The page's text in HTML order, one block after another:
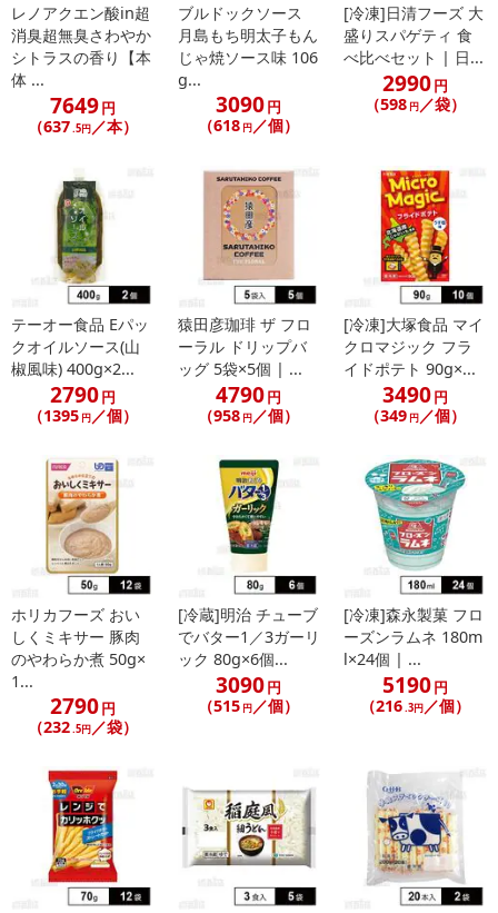
■その他共通および商品カテゴリー別注意事項（※必ずご確認くだ
さい）
こちらの情報は2026-07-09 14:13:35.0 での情報となります。
レノアクエン酸in超
消臭超無臭さわやか
シトラスの香り【本
体 ...
7649円
（637.5円／本）
ブルドックソース
月島もち明太子もん
じゃ焼ソース味 106
g...
3090円
（618 円 ／個）
[冷凍]日清フーズ 大
盛りスパゲティ 食
べ比べセット | 日...
2990円
（598 円 ／袋）
テーオー食品 Eパッ
クオイルソース(山
椒風味) 400g×2...
2790円
（1395 円／個）
猿田彦珈琲 ザ フロ
ーラル ドリップバ
ッグ 5袋×5個 | ...
4790円
（958 円／個）
[冷凍]大塚食品 マイ
クロマジック フラ
イドポテト 90g×...
3490円
（349 円／個）
ホリカフーズ おい
しくミキサー 豚肉
のやわらか煮 50g×
1...
2790円
（232.5円／袋）
[冷蔵]明治 チューブ
でバター1／3ガーリ
ック 80g×6個...
3090円
（515 円／個）
[冷凍]森永製菓 フロ
ーズンラムネ 180m
l×24個 | ...
5190円
（216.3円／個）